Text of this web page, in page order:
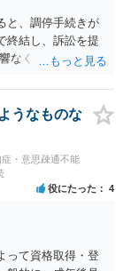
と、調停手続きが
終結し、訴訟を提
なく、というのは
くるかと思われま
も限界が出てしま
します。
うなものな
・意思疎通不能
役にたった 4
って資格取得・登